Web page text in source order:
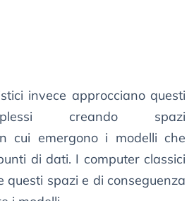
invece approcciano questi
creando spazi
cui emergono i modelli che
di dati. I computer classici
questi spazi e di conseguenza